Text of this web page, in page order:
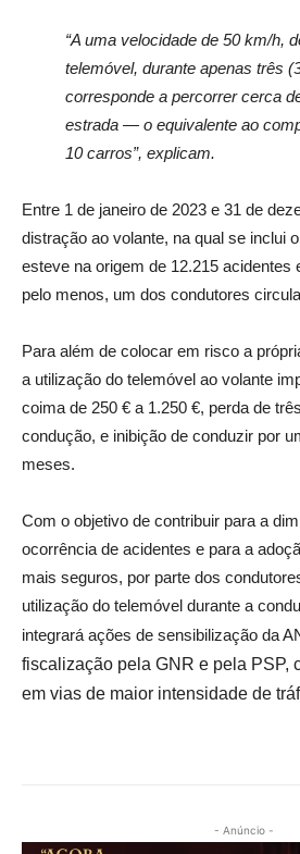
“A uma velocidade de 50 km/h,
telemóvel, durante apenas três
corresponde a percorrer cerca
estrada — o equivalente ao
10 carros”, explicam.
Entre 1 de janeiro de 2023 e 31 de
distração ao volante, na qual se inclui
esteve na origem de 12.215 acidentes
pelo menos, um dos condutores
Para além de colocar em risco a
a utilização do telemóvel ao volante
coima de 250 € a 1.250 €, perda de
condução, e inibição de conduzir por
meses.
Com o objetivo de contribuir para a
ocorrência de acidentes e para a
mais seguros, por parte dos
utilização do telemóvel durante a
integrará ações de sensibilização da
fiscalização pela GNR e pela PSP,
em vias de maior intensidade de
- Anúncio -